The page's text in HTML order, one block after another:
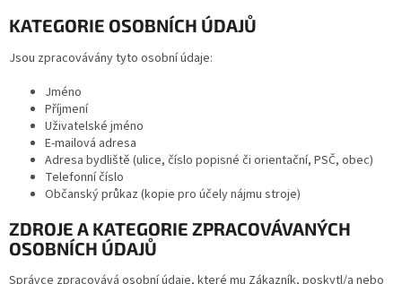
KATEGORIE OSOBNÍCH ÚDAJŮ
Jsou zpracovávány tyto osobní údaje:
Jméno
Příjmení
Uživatelské jméno
E-mailová adresa
Adresa bydliště (ulice, číslo popisné či orientační, PSČ, obec)
Telefonní číslo
Občanský průkaz (kopie pro účely nájmu stroje)
ZDROJE A KATEGORIE ZPRACOVÁVANÝCH
OSOBNÍCH ÚDAJŮ